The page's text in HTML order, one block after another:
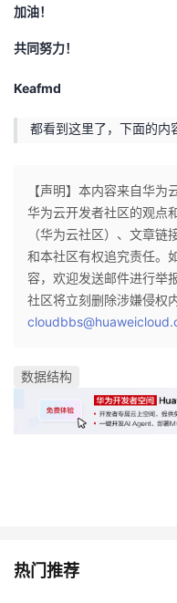
加油！
共同努力！
Keafmd
都看到这里了，下面的内
【声明】本内容来自华
华为云开发者社区的观点
（华为云社区）、文章
和本社区有权追究责任。
容，欢迎发送邮件进行举
社区将立刻删除涉嫌侵权
数据结构
热门推荐